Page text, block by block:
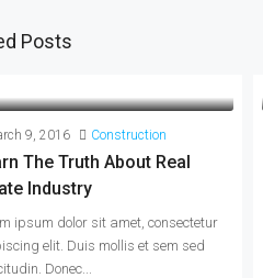
Posts
9, 2016 Construction
The Truth About Real
Industry
ipsum dolor sit amet, consectetur
elit. Duis mollis et sem sed
Donec...